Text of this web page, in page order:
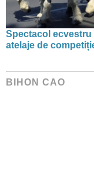
Spectacol
atelaje de
BIHON CAO